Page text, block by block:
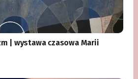
| wystawa czasowa Marii